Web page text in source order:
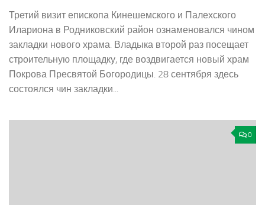
Третий визит епископа Кинешемского и Палехского
Илариона в Родниковский район ознаменовался чином
закладки нового храма. Владыка второй раз посещает
строительную площадку, где воздвигается новый храм
Покрова Пресвятой Богородицы. 28 сентября здесь
состоялся чин закладки...
0